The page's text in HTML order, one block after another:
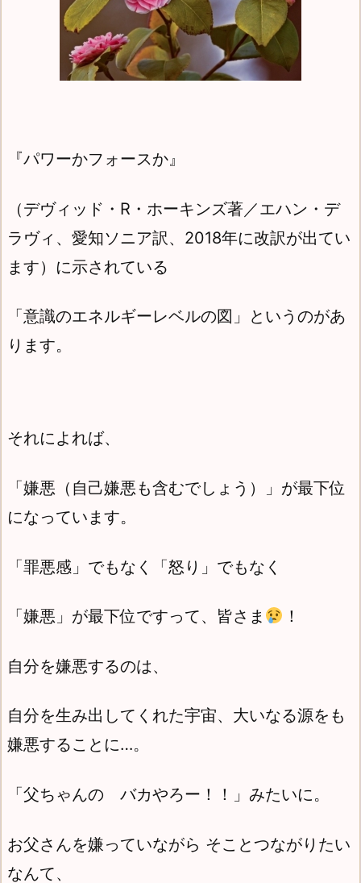
『パワーかフォースか』
（デヴィッド・R・ホーキンズ著／エハン・デ
ラヴィ、愛知ソニア訳、2018年に改訳が出てい
ます）に示されている
「意識のエネルギーレベルの図」というのがあ
ります。
それによれば、
「嫌悪（自己嫌悪も含むでしょう）」が最下位
になっています。
「罪悪感」でもなく「怒り」でもなく
「嫌悪」が最下位ですって、皆さま ！
自分を嫌悪するのは、
自分を生み出してくれた宇宙、大いなる源をも
嫌悪することに…。
「父ちゃんの バカやろー！！」みたいに。
お父さんを嫌っていながら そことつながりたい
なんて、